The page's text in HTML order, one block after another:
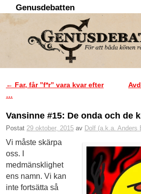
Genusdebatten
Inläggsnavigering
← Far, får ”f*r” vara kvar efter
…
Vansinne #15: De onda och de
Postat 29 oktober, 2015 av Dolf (a.k.a. Anders
Vi måste skärpa
oss. I
medmänsklighet
ens namn. Vi kan
inte fortsätta så